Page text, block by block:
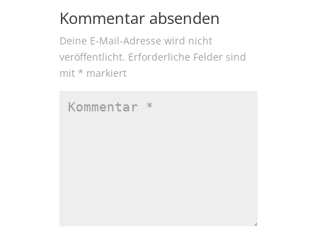
Kommentar absenden
Deine E-Mail-Adresse wird nicht
veröffentlicht. Erforderliche Felder sind
mit * markiert